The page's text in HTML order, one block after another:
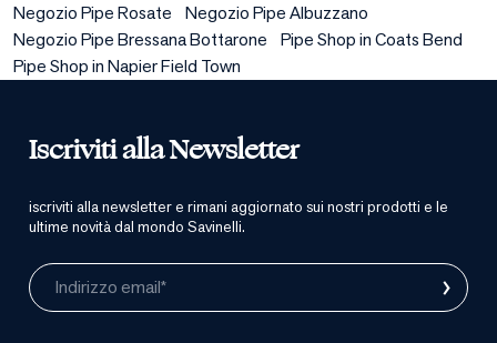
Negozio Pipe Rosate
Negozio Pipe Albuzzano
Negozio Pipe Bressana Bottarone
Pipe Shop in Coats Bend
Pipe Shop in Napier Field Town
Iscriviti alla Newsletter
iscriviti alla newsletter e rimani aggiornato sui nostri prodotti e le
ultime novità dal mondo Savinelli.
Indirizzo email* ›